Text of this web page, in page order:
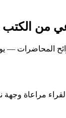
من الكتب